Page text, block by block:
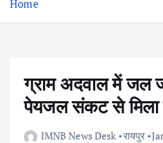
Home
ग्राम अदवाल में जल
पेयजल संकट से मिला
IMNB News Desk रायपुर